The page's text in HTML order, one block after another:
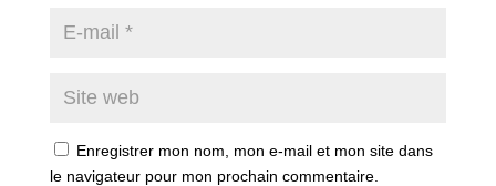
Enregistrer mon nom, mon e-mail et mon site dans
le navigateur pour mon prochain commentaire.